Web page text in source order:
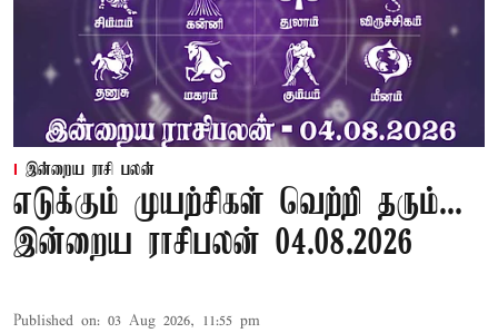
இன்றைய ராசி பலன்
எடுக்கும் முயற்சிகள் வெற்றி தரும்...
இன்றைய ராசிபலன் 04.08.2026
Published on: 03 Aug 2026, 11:55 pm